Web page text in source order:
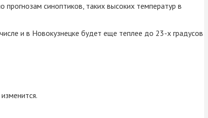
синоптиков, таких высоких температур в
и в Новокузнецке будет еще теплее до 23-х градусов